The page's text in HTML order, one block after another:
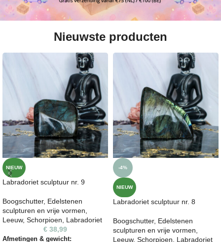
Nieuwste producten
NIEUW
Labradoriet sculptuur nr. 9
Boogschutter, Edelstenen
sculpturen en vrije vormen
Leeuw, Schorpioen
Labradoriet
€ 38,99
Afmetingen & gewicht:
-4%
NIEUW
Labradoriet sculptuur nr. 8
Boogschutter, Edelstenen
sculpturen en vrije vormen
Leeuw, Schorpioen Labradoriet